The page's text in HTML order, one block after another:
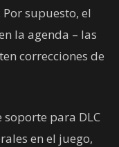
supuesto, el
la agenda – las
correcciones de
para DLC
en el juego,